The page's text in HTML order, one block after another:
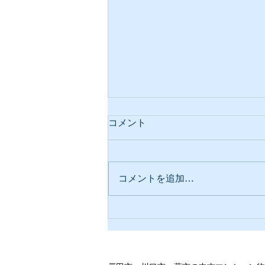
コメント
コメントを追加…